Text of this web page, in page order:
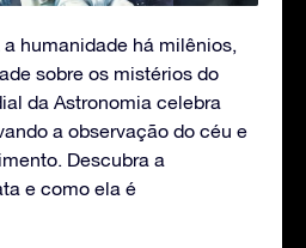
humanidade há milênios,
sobre os mistérios do
da Astronomia celebra
a observação do céu e
Descubra a
e como ela é